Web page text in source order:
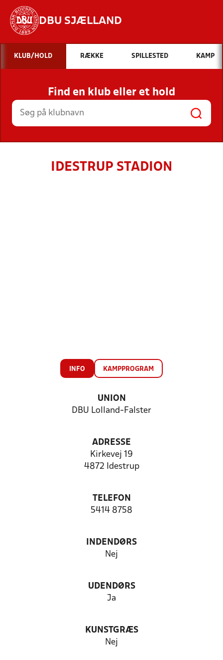
DBU SJÆLLAND
Hvad vil du søge efter?
INDHOLD OG NYHEDER
STILLINGER, RESULTATER, KLUBBER OG
HOLD
KLUB/HOLD RÆKKE SPILLESTED KAMP
Find en klub eller et hold
IDESTRUP STADION
INFO KAMPPROGRAM
UNION
DBU Lolland-Falster
ADRESSE
Kirkevej 19
4872 Idestrup
TELEFON
5414 8758
INDENDØRS
Nej
UDENDØRS
Ja
KUNSTGRÆS
Nej